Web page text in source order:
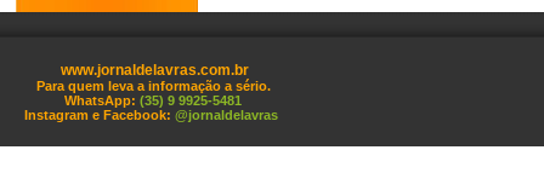
www.jornaldelavras.com.br
Para quem leva a informação a sério.
WhatsApp: (35) 9 9925-5481
Instagram e Facebook: @jornaldelavras